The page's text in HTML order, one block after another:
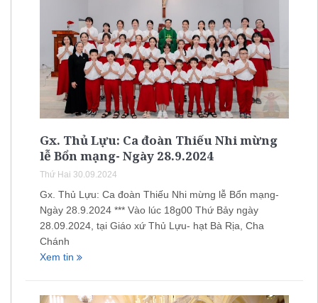
Gx. Thủ Lựu: Ca đoàn Thiếu Nhi mừng
lễ Bổn mạng- Ngày 28.9.2024
Thứ Hai 30.09.2024
Gx. Thủ Lựu: Ca đoàn Thiếu Nhi mừng lễ Bổn mạng-
Ngày 28.9.2024 *** Vào lúc 18g00 Thứ Bảy ngày
28.09.2024, tại Giáo xứ Thủ Lựu- hạt Bà Rịa, Cha
Chánh
Xem tin